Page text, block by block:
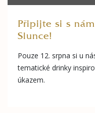
Připijte si s
Slunce!
Pouze 12. srpna si u
tematické drinky
úkazem.